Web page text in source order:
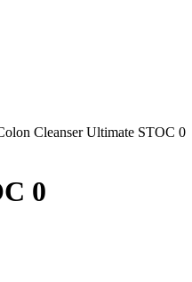
Cleanser Ultimate STOC 0
0